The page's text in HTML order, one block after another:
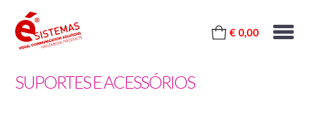
€ 0,00
SUPORTES E ACESSÓRIOS